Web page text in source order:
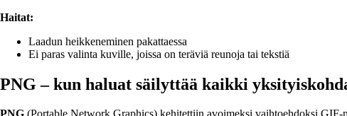
Haitat:
Laadun heikkeneminen pakattaessa
Ei paras valinta kuville, joissa on teräviä reunoja tai tekstiä
PNG – kun haluat säilyttää kaikki